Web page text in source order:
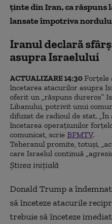
ținte din Iran, ca răspuns
lansate împotriva
Iranul declară
asupra Israelului
ACTUALIZARE 14:30 Forțele
încetarea atacurilor asupra
oferit un „răspuns dureros”
Libanului, potrivit unui
difuzat de radioul de stat. „În
încetarea operațiunilor
comunicat, scrie BFMTV.
Teheranul promite, totuși,
care Israelul continuă
Știrea inițială
Donald Trump a
să înceteze atacurile
trebuie să înceteze